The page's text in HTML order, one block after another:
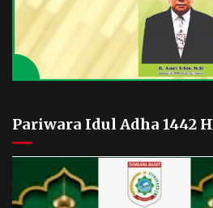
Pariwara Idul Adha 1442 H